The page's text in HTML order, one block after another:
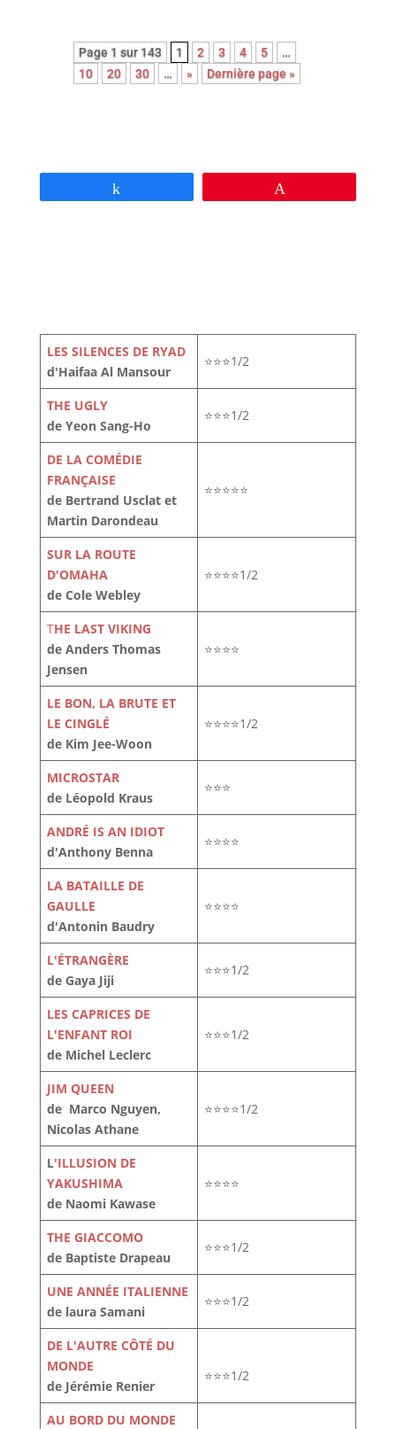
Page 1 sur 143 1 2 3 4 5
…
10
20 30 … » Dernière page »
LES SILENCES DE RYAD
d'Haifaa Al Mansour
⭐⭐⭐1/2
THE UGLY
de Yeon Sang-Ho
⭐⭐⭐1/2
DE LA COMÉDIE
FRANÇAISE
de Bertrand Usclat et
Martin Darondeau
⭐⭐⭐⭐⭐
SUR LA ROUTE
D'OMAHA
de Cole Webley
⭐⭐⭐⭐1/2
THE LAST VIKING
de Anders Thomas
Jensen
⭐⭐⭐⭐
LE BON, LA BRUTE ET
LE CINGLÉ
de Kim Jee-Woon
⭐⭐⭐⭐1/2
MICROSTAR
de Léopold Kraus
⭐⭐⭐
ANDRÉ IS AN IDIOT
d'Anthony Benna
⭐⭐⭐⭐
LA BATAILLE DE
GAULLE
d'Antonin Baudry
⭐⭐⭐⭐
L'ÉTRANGÈRE
de Gaya Jiji
⭐⭐⭐1/2
LES CAPRICES DE
L'ENFANT ROI
de Michel Leclerc
⭐⭐⭐1/2
JIM QUEEN
de Marco Nguyen,
Nicolas Athane
⭐⭐⭐⭐1/2
L'ILLUSION DE
YAKUSHIMA
de Naomi Kawase
⭐⭐⭐⭐
THE GIACCOMO
de Baptiste Drapeau
⭐⭐⭐1/2
UNE ANNÉE ITALIENNE
de laura Samani
⭐⭐⭐1/2
DE L'AUTRE CÔTÉ DU
MONDE
de Jérémie Renier
⭐⭐⭐1/2
AU BORD DU MONDE